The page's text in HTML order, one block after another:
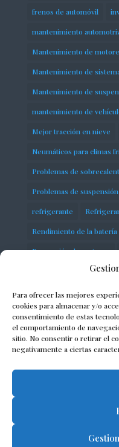
Para ofrecer las mejores
cookies para almacenar y/o
consentimiento de estas
el comportamiento de
sitio. No consentir o retirar el
negativamente a ciertas
frenos de automóvil
mantenimiento
Mantenimiento de
Mantenimiento de
Mantenimiento de
mantenimiento de
Mejor tracción en nieve
Neumáticos para climas
Problemas de
Problemas de
refrigerante
Rendimiento de la batería
Reparación de motores
Seguridad en carretera
Sistema de distribución
Soluciones para
Solución de problemas
Suspensión neumática